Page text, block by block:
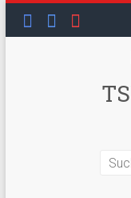
content